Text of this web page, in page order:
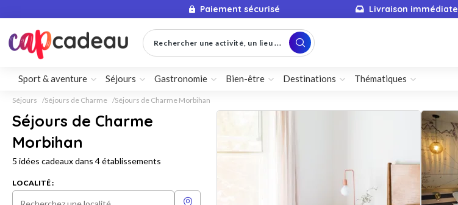
Paiement sécurisé Livraison immédiate
Rechercher une activité, un lieu ...
Sport & aventure Séjours Gastronomie Bien-être Destinations Thématiques
Séjours Séjours de Charme Séjours de Charme Morbihan
Séjours de Charme
Morbihan
5 idées cadeaux dans 4 établissements
LOCALITÉ :